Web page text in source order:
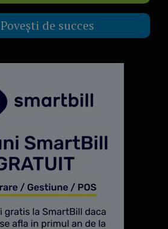
Povești de succes